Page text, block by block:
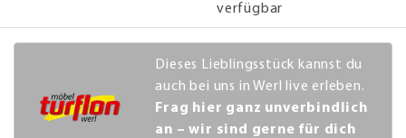
verfügbar
Dieses Lieblingsstück kannst du
auch bei uns in Werl live erleben.
Frag hier ganz unverbindlich
an – wir sind gerne für dich